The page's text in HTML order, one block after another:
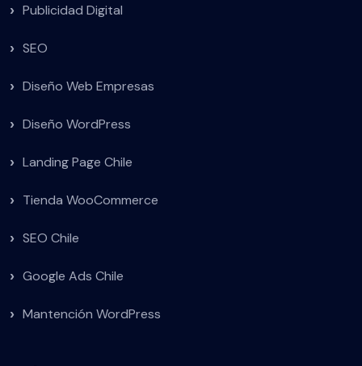
Publicidad Digital
SEO
Diseño Web Empresas
Diseño WordPress
Landing Page Chile
Tienda WooCommerce
SEO Chile
Google Ads Chile
Mantención WordPress